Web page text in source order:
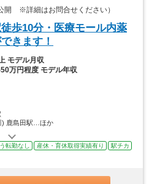
開 ※詳細はお問合せください）
歩10分・医療モール内薬
きます！
モデル月収
万円程度 モデル年収
) 鹿島田駅…ほか
転勤なし 産休・育休取得実績有り
駅チカ